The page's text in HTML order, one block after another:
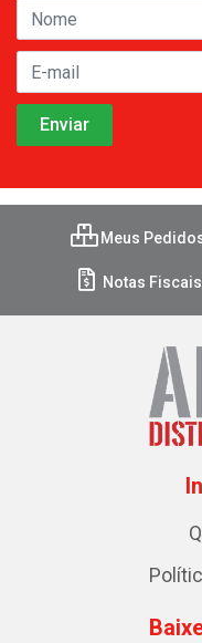
Meus
Notas Fiscais